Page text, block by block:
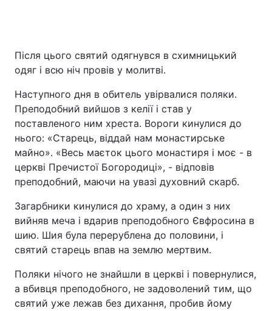
Після цього святий одягнувся в схимницький
одяг і всю ніч провів у молитві.
Наступного дня в обитель увірвалися поляки.
Преподобний вийшов з келії і став у
поставленого ним хреста. Вороги кинулися до
нього: «Старець, віддай нам монастирське
майно». «Весь маєток цього монастиря і моє - в
церкві Пречистої Богородиці», - відповів
преподобний, маючи на увазі духовний скарб.
Загарбники кинулися до храму, а один з них
вийняв меча і вдарив преподобного Євфросина в
шию. Шия була перерублена до половини, і
святий старець впав на землю мертвим.
Поляки нічого не знайшли в церкві і повернулися,
а вбивця преподобного, не задоволений тим, що
святий уже лежав без дихання, пробив йому